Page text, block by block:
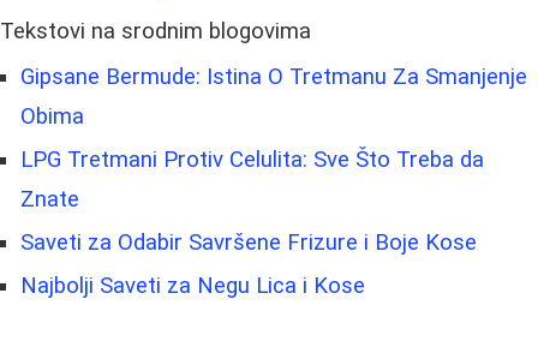
Tekstovi na srodnim blogovima
Gipsane Bermude: Istina O Tretmanu Za Smanjenje
Obima
LPG Tretmani Protiv Celulita: Sve Što Treba da
Znate
Saveti za Odabir Savršene Frizure i Boje Kose
Najbolji Saveti za Negu Lica i Kose